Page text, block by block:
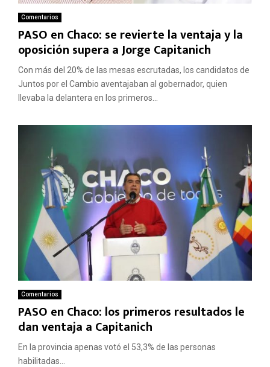
Comentarios
PASO en Chaco: se revierte la ventaja y la
oposición supera a Jorge Capitanich
Con más del 20% de las mesas escrutadas, los candidatos de
Juntos por el Cambio aventajaban al gobernador, quien
llevaba la delantera en los primeros...
Comentarios
PASO en Chaco: los primeros resultados le
dan ventaja a Capitanich
En la provincia apenas votó el 53,3% de las personas
habilitadas...